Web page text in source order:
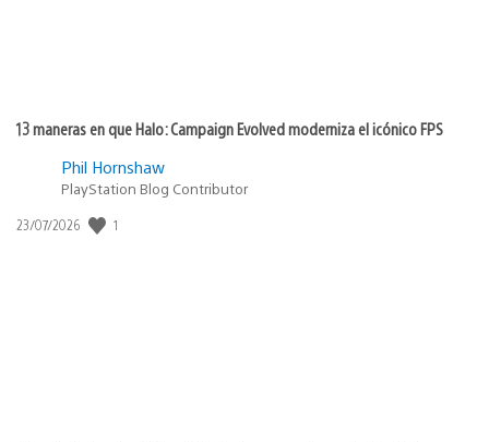
13 maneras en que Halo: Campaign Evolved moderniza el icónico FPS
Phil Hornshaw
PlayStation Blog Contributor
Fecha
23/07/2026 1